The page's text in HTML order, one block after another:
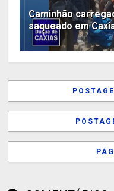
Caminhão
saqueado em